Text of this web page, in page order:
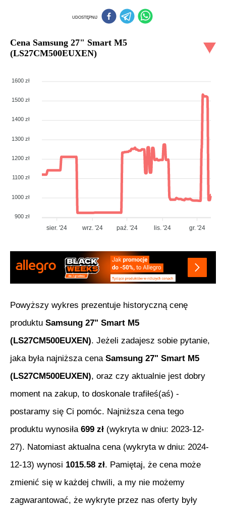
UDOSTĘPNIJ
Cena Samsung 27" Smart M5
(LS27CM500EUXEN)
1600 zł
1500 zł
1400 zł
1300 zł
1200 zł
1100 zł
1000 zł
900 zł
sier. '24 wrz. '24 paź. '24 lis. '24 gr. '24
Powyższy wykres prezentuje historyczną cenę
produktu Samsung 27" Smart M5
(LS27CM500EUXEN). Jeżeli zadajesz sobie pytanie,
jaka była najniższa cena Samsung 27" Smart M5
(LS27CM500EUXEN), oraz czy aktualnie jest dobry
moment na zakup, to doskonale trafiłeś(aś) -
postaramy się Ci pomóc. Najniższa cena tego
produktu wynosiła 699 zł (wykryta w dniu: 2023-12-
27). Natomiast aktualna cena (wykryta w dniu: 2024-
12-13) wynosi 1015.58 zł. Pamiętaj, że cena może
zmienić się w każdej chwili, a my nie możemy
zagwarantować, że wykryte przez nas oferty były